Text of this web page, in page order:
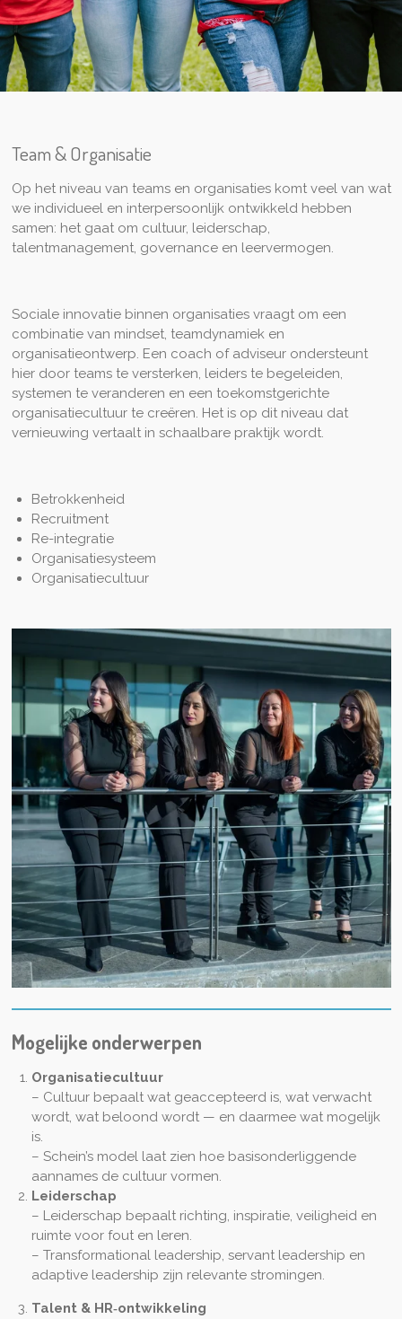
Team & Organisatie
Op het niveau van teams en organisaties komt veel van wat
we individueel en interpersoonlijk ontwikkeld hebben
samen: het gaat om cultuur, leiderschap,
talentmanagement, governance en leervermogen.
Sociale innovatie binnen organisaties vraagt om een
combinatie van mindset, teamdynamiek en
organisatieontwerp. Een coach of adviseur ondersteunt
hier door teams te versterken, leiders te begeleiden,
systemen te veranderen en een toekomstgerichte
organisatiecultuur te creëren. Het is op dit niveau dat
vernieuwing vertaalt in schaalbare praktijk wordt.
Betrokkenheid
Recruitment
Re-integratie
Organisatiesysteem
Organisatiecultuur
Mogelijke onderwerpen
Organisatiecultuur
– Cultuur bepaalt wat geaccepteerd is, wat verwacht
wordt, wat beloond wordt — en daarmee wat mogelijk
is.
– Schein’s model laat zien hoe basis­onderliggende
aannames de cultuur vormen.
Leiderschap
– Leiderschap bepaalt richting, inspiratie, veiligheid en
ruimte voor fout en leren.
– Transformational leadership, servant leadership en
adaptive leadership zijn relevante stromingen.
Talent & HR‑ontwikkeling